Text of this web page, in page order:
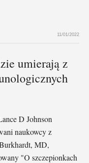
11/01/2022
umierają z
D Johnson
naukowcy z
MD,
"O szczepionkach